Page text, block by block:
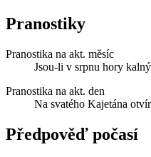
Pranostiky
Pranostika na akt. měsíc
Jsou-li v srpnu hory
Pranostika na akt. den
Na svatého Kajetána
Předpověď počasí